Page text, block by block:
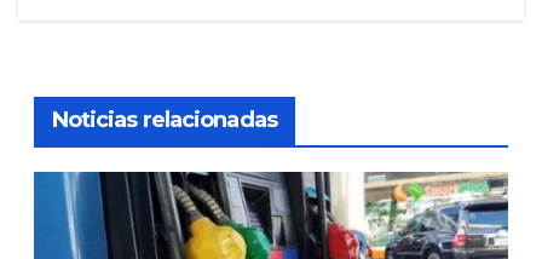
Noticias relacionadas